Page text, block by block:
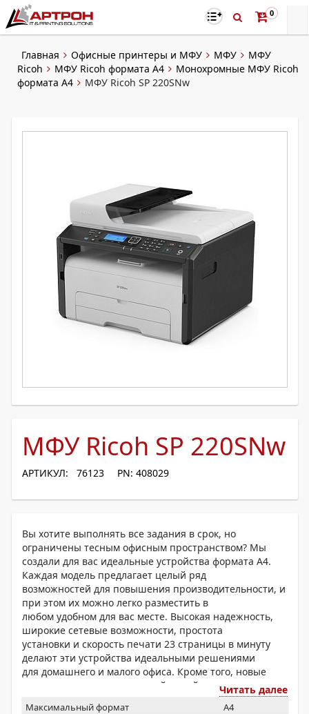
0
Главная Офисные принтеры и МФУ МФУ
МФУ
Ricoh
МФУ Ricoh формата A4
Монохромные МФУ Ricoh
формата А4
МФУ Ricoh SP 220SNw
МФУ Ricoh SP 220SNw
АРТИКУЛ: 76123 PN: 408029
Вы хотите выполнять все задания в срок, но
ограничены тесным офисным пространством? Мы
создали для вас идеальные устройства формата A4.
Каждая модель предлагает целый ряд
возможностей для повышения производительности, и
при этом их можно легко разместить в
любом удобном для вас месте. Высокая надежность,
широкие сетевые возможности, простота
установки и скорость печати 23 страницы в минуту
делают эти устройства идеальными решениями
для домашнего и малого офиса. Кроме того, новые
аппараты отличаются низкой ценой и
оптимальным соотношением цены и качества.
Читать далее
Максимальный формат
A4